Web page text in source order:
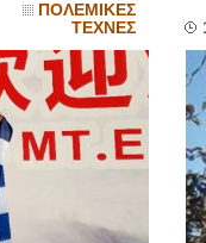
ΠΟΛΕΜΙΚΕΣ
ΤΕΧΝΕΣ